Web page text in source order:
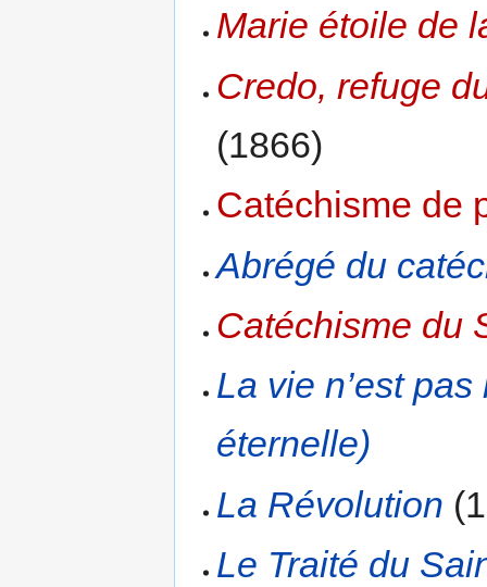
Marie étoile de
Credo, refuge
(1866)
Catéchisme de
Abrégé du
Catéchisme du
La vie n’est
éternelle)
La Révolution
Le Traité du